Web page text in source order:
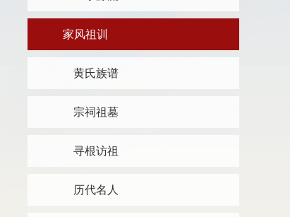
家风祖训
黄氏族谱
宗祠祖墓
寻根访祖
历代名人